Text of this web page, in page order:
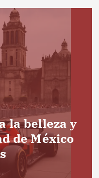
la belleza y
de México